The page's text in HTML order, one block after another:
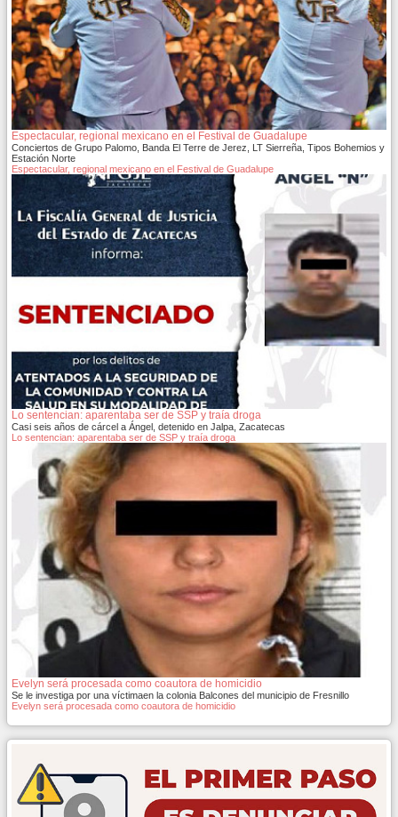
Espectacular, regional mexicano en el Festival de Guadalupe
Conciertos de Grupo Palomo, Banda El Terre de Jerez, LT Sierreña, Tipos Bohemios y
Estación Norte
Espectacular, regional mexicano en el Festival de Guadalupe
Lo sentencian: aparentaba ser de SSP y traía droga
Casi seis años de cárcel a Ángel, detenido en Jalpa, Zacatecas
Lo sentencian: aparentaba ser de SSP y traía droga
Evelyn será procesada como coautora de homicidio
Se le investiga por una víctimaen la colonia Balcones del municipio de Fresnillo
Evelyn será procesada como coautora de homicidio